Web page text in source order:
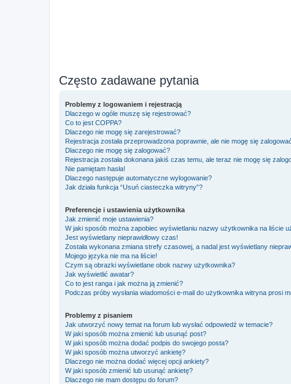
Często zadawane pytania
Problemy z logowaniem i rejestracją
Dlaczego w ogóle muszę się rejestrować?
Co to jest COPPA?
Dlaczego nie mogę się zarejestrować?
Rejestracja została przeprowadzona poprawnie, ale nie mogę się
Dlaczego nie mogę się zalogować?
Rejestracja została dokonana jakiś czas temu, ale teraz nie mogę się
Nie pamiętam hasła!
Dlaczego następuje automatyczne wylogowanie?
Jak działa funkcja “Usuń ciasteczka witryny”?
Preferencje i ustawienia użytkownika
Jak zmienić moje ustawienia?
W jaki sposób można zapobiec wyświetlaniu nazwy użytkownika na liście
Jest wyświetlany nieprawidłowy czas!
Została wykonana zmiana strefy czasowej, a nadal jest wyświetlany
Mojego języka nie ma na liście!
Czym są obrazki wyświetlane obok nazwy użytkownika?
Jak wyświetlić awatar?
Co to jest ranga i jak można ją zmienić?
Podczas próby wysłania wiadomości e-mail do użytkownika witryna prosi
Problemy z pisaniem
Jak utworzyć nowy temat na forum lub wysłać odpowiedź w temacie?
W jaki sposób można zmienić lub usunąć post?
W jaki sposób można dodać podpis do swojego posta?
W jaki sposób można utworzyć ankietę?
Dlaczego nie można dodać więcej opcji ankiety?
W jaki sposób zmienić lub usunąć ankietę?
Dlaczego nie mam dostępu do forum?